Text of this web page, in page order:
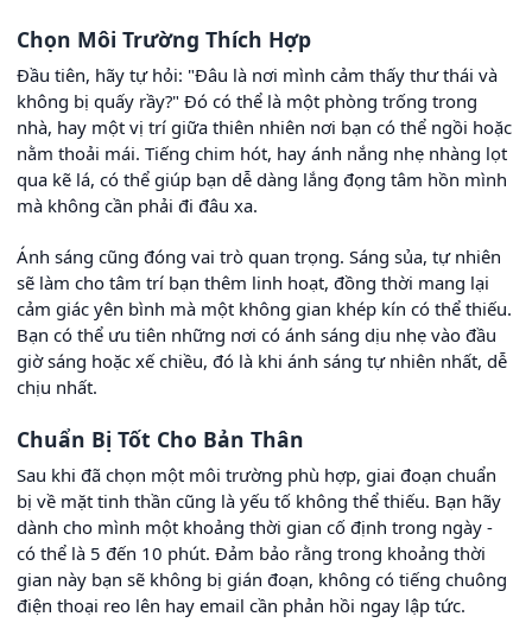
Chọn Môi Trường Thích Hợp
Đầu tiên, hãy tự hỏi: "Đâu là nơi mình cảm thấy thư thái và
không bị quấy rầy?" Đó có thể là một phòng trống trong
nhà, hay một vị trí giữa thiên nhiên nơi bạn có thể ngồi hoặc
nằm thoải mái. Tiếng chim hót, hay ánh nắng nhẹ nhàng lọt
qua kẽ lá, có thể giúp bạn dễ dàng lắng đọng tâm hồn mình
mà không cần phải đi đâu xa.
Ánh sáng cũng đóng vai trò quan trọng. Sáng sủa, tự nhiên
sẽ làm cho tâm trí bạn thêm linh hoạt, đồng thời mang lại
cảm giác yên bình mà một không gian khép kín có thể thiếu.
Bạn có thể ưu tiên những nơi có ánh sáng dịu nhẹ vào đầu
giờ sáng hoặc xế chiều, đó là khi ánh sáng tự nhiên nhất, dễ
chịu nhất.
Chuẩn Bị Tốt Cho Bản Thân
Sau khi đã chọn một môi trường phù hợp, giai đoạn chuẩn
bị về mặt tinh thần cũng là yếu tố không thể thiếu. Bạn hãy
dành cho mình một khoảng thời gian cố định trong ngày -
có thể là 5 đến 10 phút. Đảm bảo rằng trong khoảng thời
gian này bạn sẽ không bị gián đoạn, không có tiếng chuông
điện thoại reo lên hay email cần phản hồi ngay lập tức.